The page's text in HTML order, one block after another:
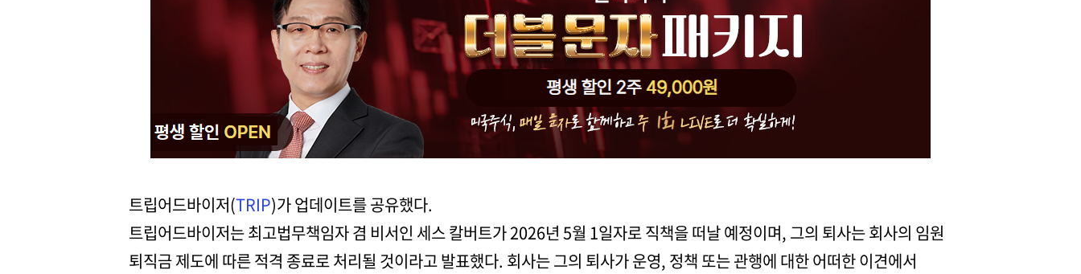
트립어드바이저(TRIP)가 업데이트를 공유했다.
트립어드바이저는 최고법무책임자 겸 비서인 세스 칼버트가 2026년 5월 1일자로 직책을 떠날 예정이며, 그의 퇴사는 회사의 임원
퇴직금 제도에 따른 적격 종료로 처리될 것이라고 발표했다. 회사는 그의 퇴사가 운영, 정책 또는 관행에 대한 어떠한 이견에서